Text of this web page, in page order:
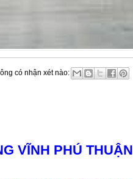
có nhận xét nào:
VĨNH PHÚ THUẬN